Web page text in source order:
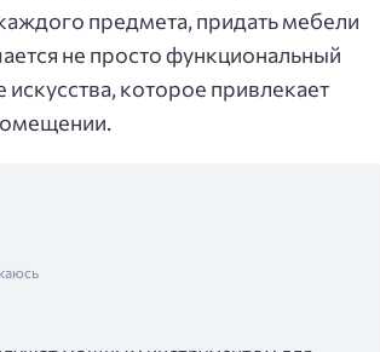
предмета, придать мебели
не просто функциональный
которое привлекает